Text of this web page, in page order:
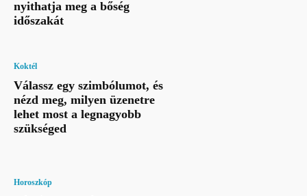
nyithatja meg a bőség
időszakát
Koktél
Válassz egy szimbólumot, és
nézd meg, milyen üzenetre
lehet most a legnagyobb
szükséged
Horoszkóp